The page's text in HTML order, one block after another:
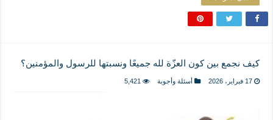
كيف نجمع بين كون العزّة لله جميعًا ونسبتها للرسول والمؤمنين؟
17 فبراير، 2026 أسئلة وأجوبة 5,421